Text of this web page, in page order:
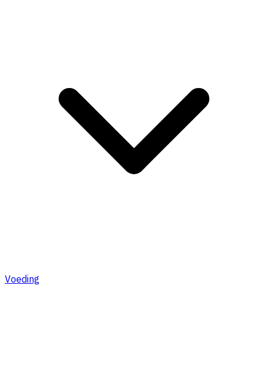
Voeding